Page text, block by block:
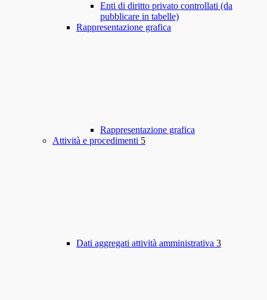
Enti di diritto privato controllati (da
pubblicare in tabelle)
Rappresentazione grafica
Rappresentazione grafica
Attività e procedimenti 5
Dati aggregati attività amministrativa 3